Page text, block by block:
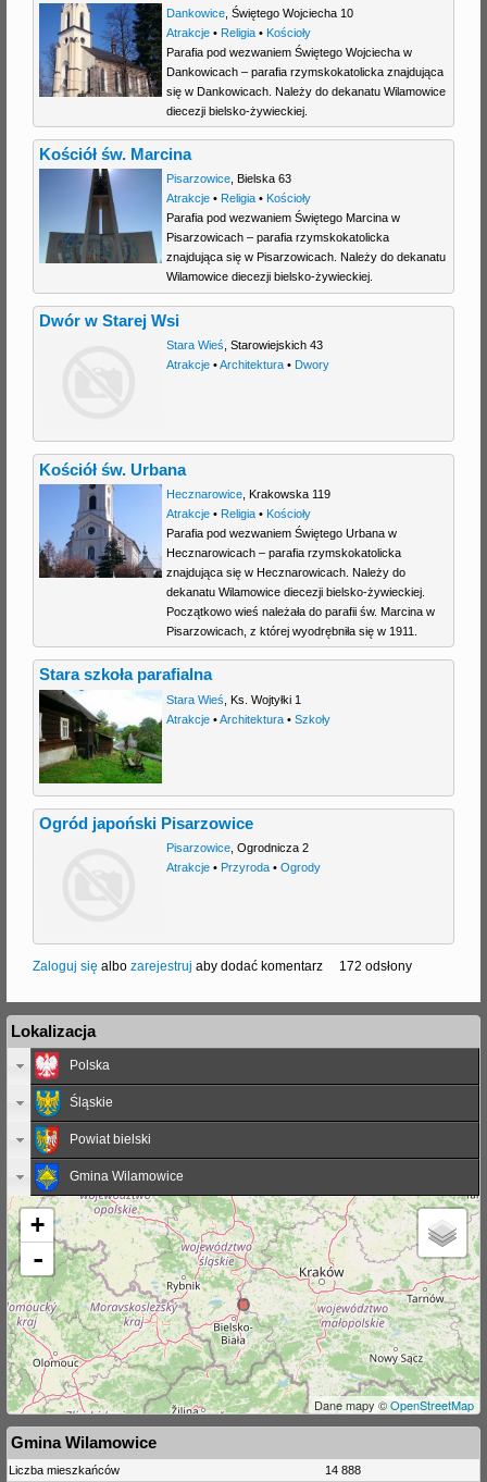
Dankowice, Świętego Wojciecha 10
Atrakcje• Religia• Kościoły
Parafia pod wezwaniem Świętego Wojciecha w
Dankowicach – parafia rzymskokatolicka znajdująca
się w Dankowicach. Należy do dekanatu Wilamowice
diecezji bielsko-żywieckiej.
Kościół św. Marcina
Pisarzowice, Bielska 63
Atrakcje• Religia• Kościoły
Parafia pod wezwaniem Świętego Marcina w
Pisarzowicach – parafia rzymskokatolicka
znajdująca się w Pisarzowicach. Należy do dekanatu
Wilamowice diecezji bielsko-żywieckiej.
Dwór w Starej Wsi
Stara Wieś Starowiejskich 43
Atrakcje•Architektura• Dwory
Kościół św. Urbana
Hecznarowice, Krakowska 119
Atrakcje• Religia• Kościoły
Parafia pod wezwaniem Świętego Urbana w
Hecznarowicach – parafia rzymskokatolicka
znajdująca się w Hecznarowicach. Należy do
dekanatu Wilamowice diecezji bielsko-żywieckiej.
Początkowo wieś należała do parafii św. Marcina w
Pisarzowicach, z której wyodrębniła się w 1911.
Stara szkoła parafialna
Stara Wieś
Ks. Wojtyłki 1
Atrakcje•Architektura• Szkoły
Ogród japoński Pisarzowice
Pisarzowice, Ogrodnicza 2
Atrakcje• Przyroda• Ogrody
Zaloguj się albo zarejestruj aby dodać komentarz 172 odsłony
Lokalizacja
Polska
Śląskie
Powiat bielski
Gmina Wilamowice
+
-
Dane mapy ©OpenStreetMap
Gmina Wilamowice
Liczba mieszkańców 14 888